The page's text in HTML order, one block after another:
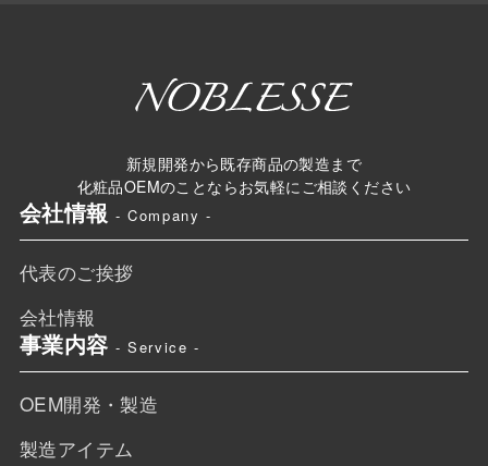
新規開発から既存商品の製造まで
化粧品OEMのことならお気軽にご相談ください
会社情報 - Company -
代表のご挨拶
会社情報
事業内容 - Service -
OEM開発・製造
製造アイテム